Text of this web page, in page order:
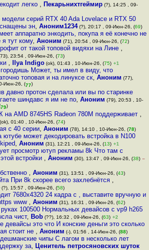
легко , Пекарьнихтгеймир(?), 14:25 , 09-
модели серий RTX 40 Ada Lovelace и RTX 50
эн, Аноним1234(?), 20:17 , 09-Июн-26, (69)
аппаратно энкодить, покупа я её конечно не
тут кому, Аноним (71), 20:54 , 09-Июн-26, (72)
от такой топовой видяхи на Лине ,
23:54 , 09-Июн-26, (73)
, Ilya Indigo (ok), 01:43 , 10-Июн-26, (75) +1
Может, ты имел в виду, что
топовая и на линуксе ск,Аноним (77),
Июн-26, (77)
давно протон сделала или вы по старинке
шиндавс я им не по,Аноним (79), 20:53 , 10-
79)
на AMD 8745HS Radeon 780M поддерживает ,
01:40 , 10-Июн-26, (74)
с 40 серии, Аноним (78), 14:10 , 10-Июн-26, (78)
ютубе может декодировать встройка в N100
, Аноним (31), 12:21 , 09-Июн-26, (13) +1
просмотр ютуп рекламы 8k Что там с
встройки ,Аноним (30), 13:47 , 09-Июн-26, (38) –
, Аноним (31), 13:51 , 09-Июн-26, (43)
При 8k скорее всего захлебнётся ,
(?), 15:57 , 09-Июн-26, (58)
7680x4320 24 кадра с , выставите вручную и
www , Аноним (31), 16:31 , 09-Июн-26, (62)
100500 Нормальных девайсов с vp9 h265
чист, Bob (??), 16:32 , 09-Июн-26, (63) +2
девайсы это что И конские деньги это сколько
стоит не , Аноним (-), 01:56 , 14-Июн-26, (88)
чипы С лагом в несколько лет
за, Ценитель петросяновских шуток